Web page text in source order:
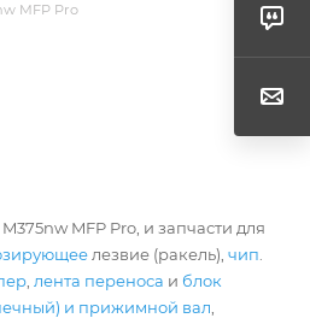
MFP Pro
MFP Pro, и запчасти для
лезвие (ракель),чип
лента переноса и блок
и прижимной вал